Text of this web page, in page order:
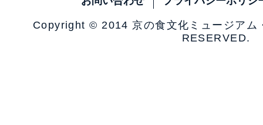
Copyright © 2014 京の食文化ミュージア
RESERVED.